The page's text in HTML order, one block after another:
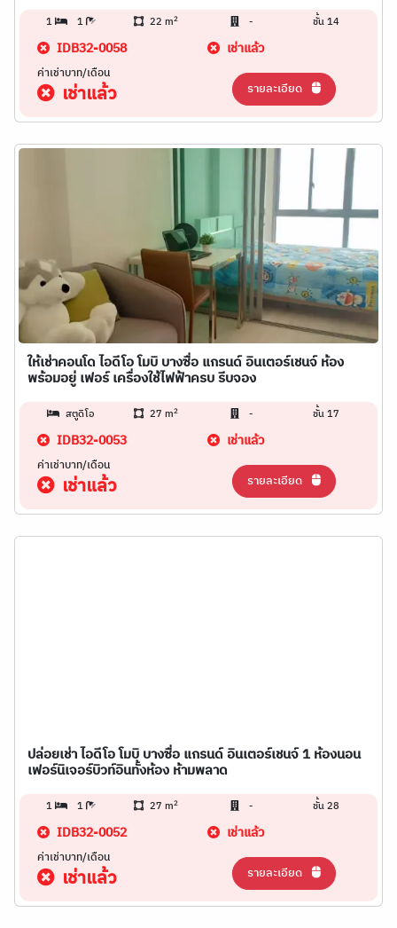
1 1 22 m2 - ชั้น 14
IDB32-0058 เช่าแล้ว
ค่าเช่าบาท/เดือน
เช่าแล้ว รายละเอียด
ให้เช่าคอนโด ไอดีโอ โมบิ บางซื่อ แกรนด์ อินเตอร์เชนจ์ ห้อง
พร้อมอยู่ เฟอร์ เครื่องใช้ไฟฟ้าครบ รีบจอง
สตูดิโอ 27 m2 - ชั้น 17
IDB32-0053 เช่าแล้ว
ค่าเช่าบาท/เดือน
เช่าแล้ว รายละเอียด
ปล่อยเช่า ไอดีโอ โมบิ บางซื่อ แกรนด์ อินเตอร์เชนจ์ 1 ห้องนอน
เฟอร์นิเจอร์บิวท์อินทั้งห้อง ห้ามพลาด
1 1 27 m2 - ชั้น 28
IDB32-0052 เช่าแล้ว
ค่าเช่าบาท/เดือน
เช่าแล้ว รายละเอียด